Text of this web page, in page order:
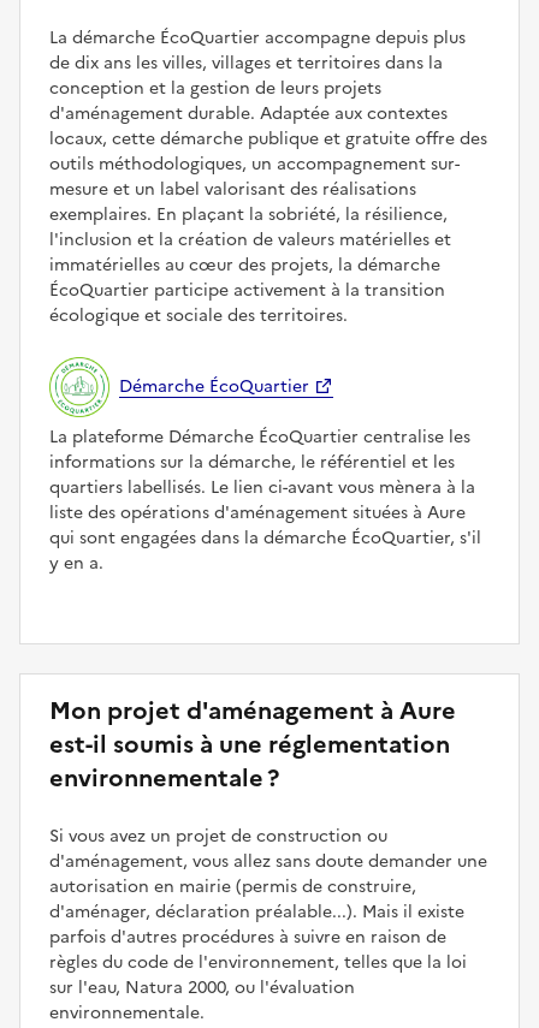
La démarche ÉcoQuartier accompagne depuis plus
de dix ans les villes, villages et territoires dans la
conception et la gestion de leurs projets
d'aménagement durable. Adaptée aux contextes
locaux, cette démarche publique et gratuite offre des
outils méthodologiques, un accompagnement sur-
mesure et un label valorisant des réalisations
exemplaires. En plaçant la sobriété, la résilience,
l'inclusion et la création de valeurs matérielles et
immatérielles au cœur des projets, la démarche
ÉcoQuartier participe activement à la transition
écologique et sociale des territoires.
Démarche ÉcoQuartier
La plateforme Démarche ÉcoQuartier centralise les
informations sur la démarche, le référentiel et les
quartiers labellisés. Le lien ci-avant vous mènera à la
liste des opérations d'aménagement situées à Aure
qui sont engagées dans la démarche ÉcoQuartier, s'il
y en a.
Mon projet d'aménagement à Aure
est-il soumis à une réglementation
environnementale ?
Si vous avez un projet de construction ou
d'aménagement, vous allez sans doute demander une
autorisation en mairie (permis de construire,
d'aménager, déclaration préalable...). Mais il existe
parfois d'autres procédures à suivre en raison de
règles du code de l'environnement, telles que la loi
sur l'eau, Natura 2000, ou l'évaluation
environnementale.